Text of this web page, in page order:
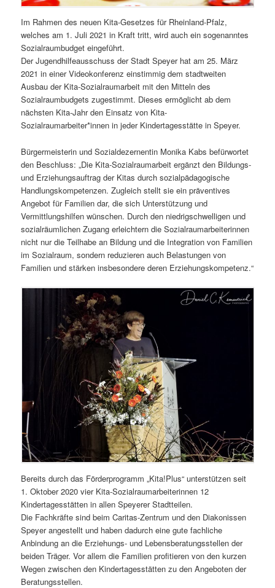
Im Rahmen des neuen Kita-Gesetzes für Rheinland-Pfalz,
welches am 1. Juli 2021 in Kraft tritt, wird auch ein sogenanntes
Sozialraumbudget eingeführt.
Der Jugendhilfeausschuss der Stadt Speyer hat am 25. März
2021 in einer Videokonferenz einstimmig dem stadtweiten
Ausbau der Kita-Sozialraumarbeit mit den Mitteln des
Sozialraumbudgets zugestimmt. Dieses ermöglicht ab dem
nächsten Kita-Jahr den Einsatz von Kita-
Sozialraumarbeiter*innen in jeder Kindertagesstätte in Speyer.
Bürgermeisterin und Sozialdezernentin Monika Kabs befürwortet
den Beschluss: „Die Kita-Sozialraumarbeit ergänzt den Bildungs-
und Erziehungsauftrag der Kitas durch sozialpädagogische
Handlungskompetenzen. Zugleich stellt sie ein präventives
Angebot für Familien dar, die sich Unterstützung und
Vermittlungshilfen wünschen. Durch den niedrigschwelligen und
sozialräumlichen Zugang erleichtern die Sozialraumarbeiterinnen
nicht nur die Teilhabe an Bildung und die Integration von Familien
im Sozialraum, sondern reduzieren auch Belastungen von
Familien und stärken insbesondere deren Erziehungskompetenz.“
Bereits durch das Förderprogramm „Kita!Plus“ unterstützen seit
1. Oktober 2020 vier Kita-Sozialraumarbeiterinnen 12
Kindertagesstätten in allen Speyerer Stadtteilen.
Die Fachkräfte sind beim Caritas-Zentrum und den Diakonissen
Speyer angestellt und haben dadurch eine gute fachliche
Anbindung an die Erziehungs- und Lebensberatungsstellen der
beiden Träger. Vor allem die Familien profitieren von den kurzen
Wegen zwischen den Kindertagesstätten zu den Angeboten der
Beratungsstellen.